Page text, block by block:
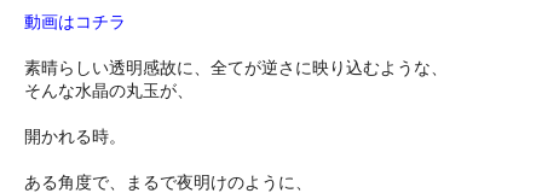
動画はコチラ
素晴らしい透明感故に、全てが逆さに映り込むような、
そんな水晶の丸玉が、
開かれる時。
ある角度で、まるで夜明けのように、